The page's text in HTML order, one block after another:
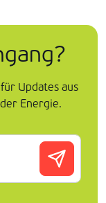
Updates aus
Energie.